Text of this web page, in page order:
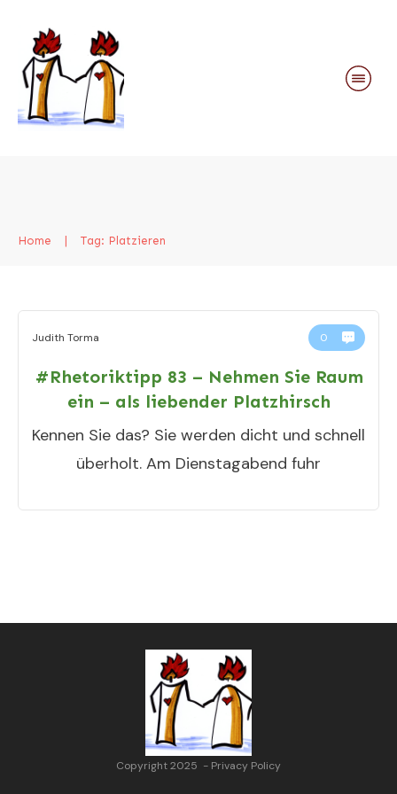
Home Tag: Platzieren
Judith Torma 0
#Rhetoriktipp 83 – Nehmen Sie Raum
ein – als liebender Platzhirsch
Kennen Sie das? Sie werden dicht und schnell
überholt. Am Dienstagabend fuhr
Copyright 2025 - Privacy Policy